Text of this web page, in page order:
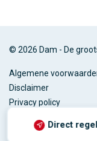
Direct
© 2026 Dam - De
Algemene
Disclaimer
Privacy policy
Ontwerp &